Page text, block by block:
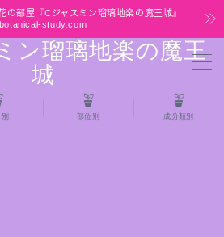
の部屋『Cジャスミン瑠璃地楽の魔王城』
botanical-study.com
瑠璃地楽の魔王
城
別 部位別 成分類別